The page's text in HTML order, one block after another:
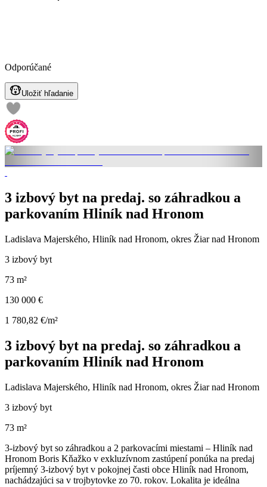
Odporúčané
Uložiť hľadanie
3 izbový byt na predaj. so záhradkou a
parkovaním Hliník nad Hronom
Ladislava Majerského, Hliník nad Hronom, okres Žiar nad Hronom
3 izbový byt
73 m²
130 000 €
1 780,82 €/m²
3 izbový byt na predaj. so záhradkou a
parkovaním Hliník nad Hronom
Ladislava Majerského, Hliník nad Hronom, okres Žiar nad Hronom
3 izbový byt
73 m²
3-izbový byt so záhradkou a 2 parkovacími miestami – Hliník nad
Hronom Boris Kňažko v exkluzívnom zastúpení ponúka na predaj
príjemný 3-izbový byt v pokojnej časti obce Hliník nad Hronom,
nachádzajúci sa v trojbytovke zo 70. rokov. Lokalita je ideálna